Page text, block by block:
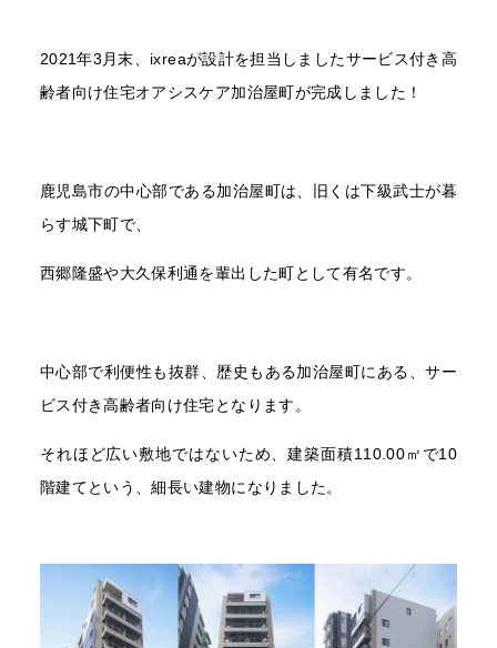
2021年3月末、ixreaが設計を担当しましたサービス付き高
齢者向け住宅オアシスケア加治屋町が完成しました！
鹿児島市の中心部である加治屋町は、旧くは下級武士が暮
らす城下町で、
西郷隆盛や大久保利通を輩出した町として有名です。
中心部で利便性も抜群、歴史もある加治屋町にある、サー
ビス付き高齢者向け住宅となります。
それほど広い敷地ではないため、建築面積110.00㎡で10
階建てという、細長い建物になりました。